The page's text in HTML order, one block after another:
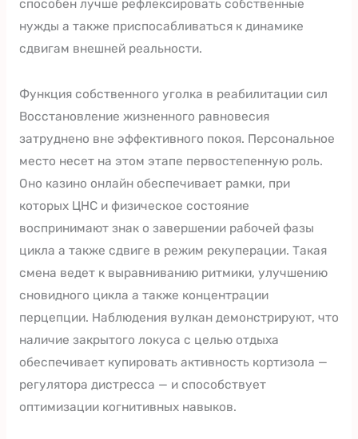
способен лучше рефлексировать собственные
нужды а также приспосабливаться к динамике
сдвигам внешней реальности.
Функция собственного уголка в реабилитации сил
Восстановление жизненного равновесия
затруднено вне эффективного покоя. Персональное
место несет на этом этапе первостепенную роль.
Оно казино онлайн обеспечивает рамки, при
которых ЦНС и физическое состояние
воспринимают знак о завершении рабочей фазы
цикла а также сдвиге в режим рекуперации. Такая
смена ведет к выравниванию ритмики, улучшению
сновидного цикла а также концентрации
перцепции. Наблюдения вулкан демонстрируют, что
наличие закрытого локуса с целью отдыха
обеспечивает купировать активность кортизола —
регулятора дистресса — и способствует
оптимизации когнитивных навыков.